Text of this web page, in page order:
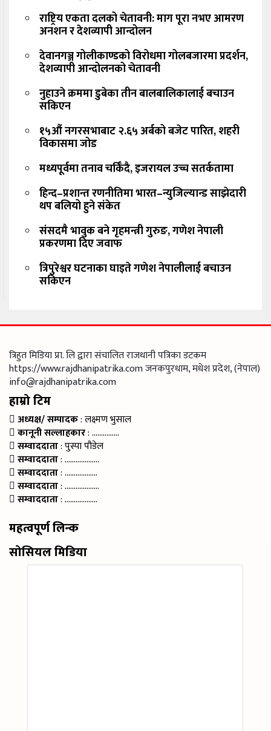
राष्ट्रिय एकता दलको चेतावनी: माग पूरा नभए आमरण
अनशन र देशव्यापी आन्दोलन
देवानगञ्ज गोलीकाण्डको विरोधमा गोलबजारमा प्रदर्शन,
देशव्यापी आन्दोलनको चेतावनी
नुहाउने क्रममा डुबेका तीन बालबालिकालाई बचाउन
सकिएन
१५औं नगरसभाबाट २.६५ अर्बको बजेट पारित, शहरी
विकासमा जोड
मध्यपूर्वमा तनाव चर्किँदै, इजरायल उच्च सतर्कतामा
हिन्द–प्रशान्त रणनीतिमा भारत–न्युजिल्यान्ड साझेदारी
थप बलियो हुने संकेत
संसदमै भावुक बने गृहमन्त्री गुरुङ, गणेश नेपाली
प्रकरणमा दिए जवाफ
त्रिपुरेश्वर घटनाका घाइते गणेश नेपालीलाई बचाउन
सकिएन
त्रिहुत मिडिया प्रा. लि द्वारा संचालित राजधानी पत्रिका डटकम
https://www.rajdhanipatrika.com जनकपुरधाम, मधेश प्रदेश, (नेपाल)
info@rajdhanipatrika.com
हाम्रो टिम
अध्यक्ष/ सम्पादक: लक्ष्मण भुसाल
कानूनी सल्लाहकार: ……………
सम्वाददाता: पुस्पा पौडेल
सम्वाददाता: ……………….
सम्वाददाता: ………………
सम्वाददाता: ……………….
सम्वाददाता: ………………
महत्वपूर्ण लिन्क
सोसियल मिडिया